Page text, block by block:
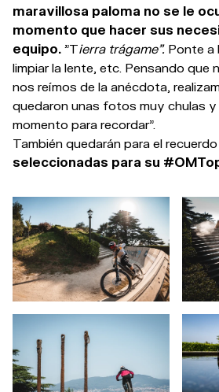
maravillosa paloma no se le
momento que hacer sus
equipo. "Tierra trágame". Ponte a
limpiar la lente, etc. Pensando que
nos reímos de la anécdota,
quedaron unas fotos muy chulas
momento para recordar".
También quedarán para el
seleccionadas para su